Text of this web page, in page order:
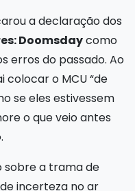
a declaração dos
Doomsdaycomo
erros do passado. Ao
colocar o MCU “de
se eles estivessem
o que veio antes
sobre a trama de
incerteza no ar